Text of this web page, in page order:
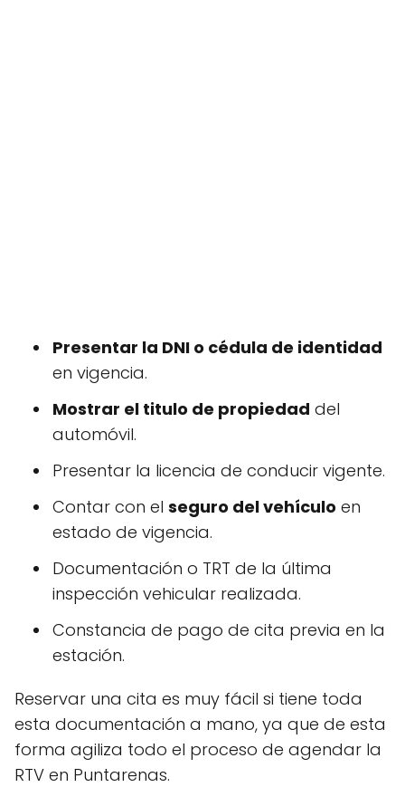
Presentar la DNI o cédula de identidad
en vigencia.
Mostrar el titulo de propiedad del
automóvil.
Presentar la licencia de conducir vigente.
Contar con el seguro del vehículo en
estado de vigencia.
Documentación o TRT de la última
inspección vehicular realizada.
Constancia de pago de cita previa en la
estación.
Reservar una cita es muy fácil si tiene toda
esta documentación a mano, ya que de esta
forma agiliza todo el proceso de agendar la
RTV en Puntarenas.